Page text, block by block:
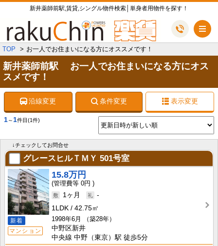
新井薬師前駅,賃貸,シングル物件検索│単身者用物件を探す！
TOP お一人でお住まいになる方にオススメです！
新井薬師前駅 お一人でお住まいになる方にオス
スメです！
沿線変更 条件変更 表示変更
1～1件目 (1件)
↓チェックしてお問合せ
グレースヒルＴＭＹ 501号室
新着
マンション
15.8万円
0円
1ヶ月
-
1LDK
42.75㎡
1998年6月
（築28年）
中野区新井
中央線 中野（東京）駅 徒歩5分